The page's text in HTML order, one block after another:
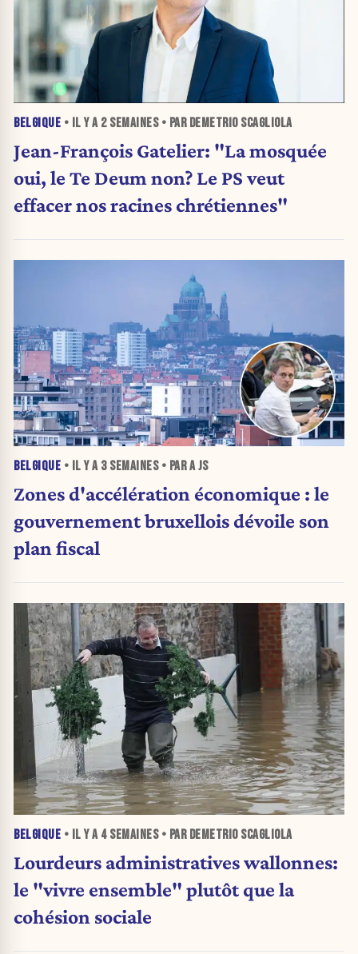
BELGIQUE • IL Y A 2 SEMAINES• PAR DEMETRIO SCAGLIOLA
Jean-François Gatelier: "La mosquée
oui, le Te Deum non? Le PS veut
effacer nos racines chrétiennes"
BELGIQUE • IL Y A 3 SEMAINES• PAR A JS
Zones d'accélération économique : le
gouvernement bruxellois dévoile son
plan fiscal
BELGIQUE • IL Y A 4 SEMAINES• PAR DEMETRIO SCAGLIOLA
Lourdeurs administratives wallonnes:
le "vivre ensemble" plutôt que la
cohésion sociale